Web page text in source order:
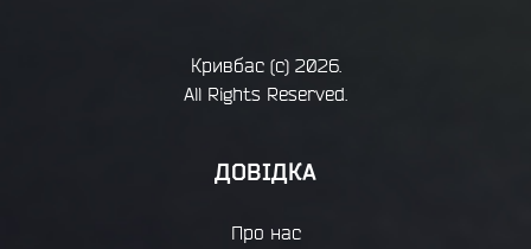
Кривбас(с) 2026.
All Rights Reserved.
ДОВІДКА
Про нас